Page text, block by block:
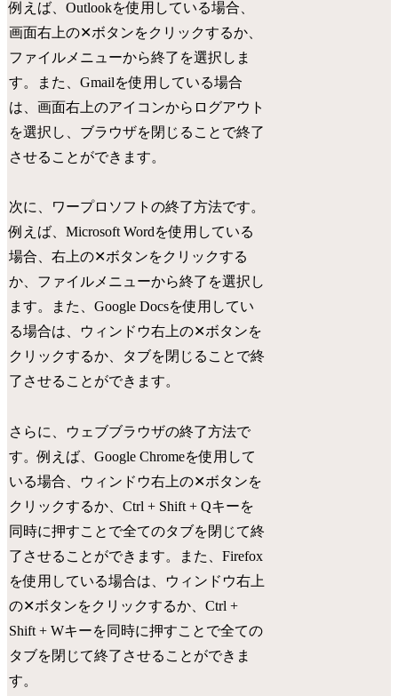
例えば、Outlookを使用している場合、
画面右上の✕ボタンをクリックするか、
ファイルメニューから終了を選択しま
す。また、Gmailを使用している場合
は、画面右上のアイコンからログアウト
を選択し、ブラウザを閉じることで終了
させることができます。
次に、ワープロソフトの終了方法です。
例えば、Microsoft Wordを使用している
場合、右上の✕ボタンをクリックする
か、ファイルメニューから終了を選択し
ます。また、Google Docsを使用してい
る場合は、ウィンドウ右上の✕ボタンを
クリックするか、タブを閉じることで終
了させることができます。
さらに、ウェブブラウザの終了方法で
す。例えば、Google Chromeを使用して
いる場合、ウィンドウ右上の✕ボタンを
クリックするか、Ctrl + Shift + Qキーを
同時に押すことで全てのタブを閉じて終
了させることができます。また、Firefox
を使用している場合は、ウィンドウ右上
の✕ボタンをクリックするか、Ctrl +
Shift + Wキーを同時に押すことで全ての
タブを閉じて終了させることができま
す。